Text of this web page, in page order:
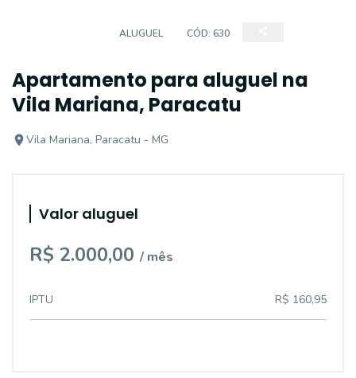
ALUGUEL CÓD: 630
Apartamento para aluguel na
Vila Mariana, Paracatu
Vila Mariana, Paracatu - MG
Valor aluguel
R$ 2.000,00 / mês
IPTU R$ 160,95